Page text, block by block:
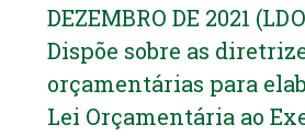
DEZEMBRO DE 2021
Dispõe sobre as
orçamentárias para
Lei Orçamentária ao